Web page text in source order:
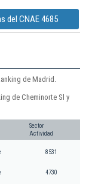
del CNAE 4685
de Madrid.
de Cheminorte Sl y
Sector
Actividad
8531
4730